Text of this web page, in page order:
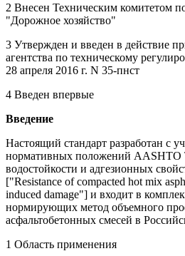
2 Внесен Техническим комитетом
"Дорожное хозяйство"
3 Утвержден и введен в действие
агентства по техническому
28 апреля 2016 г. N 35-пнст
4 Введен впервые
Введение
Настоящий стандарт разработан с
нормативных положений AASHTO
водостойкости и адгезионных
["Resistance of compacted hot mix
induced damage"] и входит в
нормирующих метод объемного
асфальтобетонных смесей в
1 Область применения